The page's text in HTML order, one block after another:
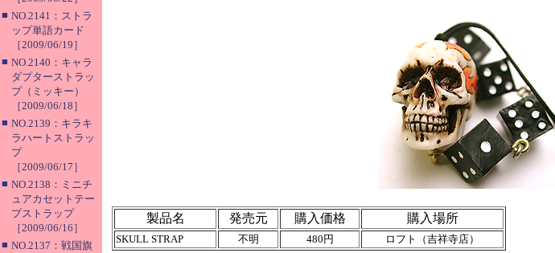
■ NO.2141：ストラ
ップ単語カード
［2009/06/19］
■ NO.2140：キャラ
ダプターストラッ
プ（ミッキー）
［2009/06/18］
■ NO.2139：キラキ
ラハートストラッ
プ
［2009/06/17］
■ NO.2138：ミニチ
ュアカセットテー
プストラップ
［2009/06/16］
■ NO.2137：戦国旗
製品名 発売元 購入価格 購入場所
SKULL STRAP 不明 480円 ロフト（吉祥寺店）